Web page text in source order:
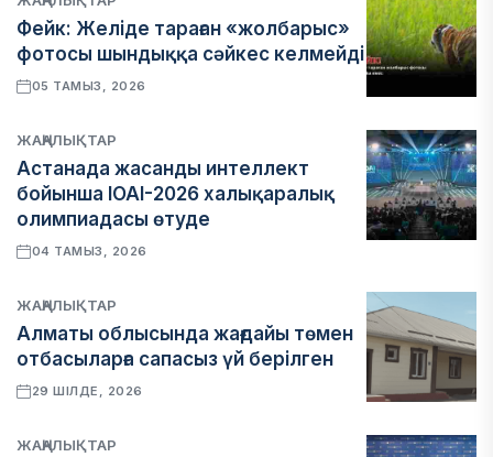
Фейк: Желіде тараған «жолбарыс»
фотосы шындыққа сәйкес келмейді
05 ТАМЫЗ, 2026
ЖАҢАЛЫҚТАР
Астанада жасанды интеллект
бойынша IOAI-2026 халықаралық
олимпиадасы өтуде
04 ТАМЫЗ, 2026
ЖАҢАЛЫҚТАР
Алматы облысында жағдайы төмен
отбасыларға сапасыз үй берілген
29 ШІЛДЕ, 2026
ЖАҢАЛЫҚТАР